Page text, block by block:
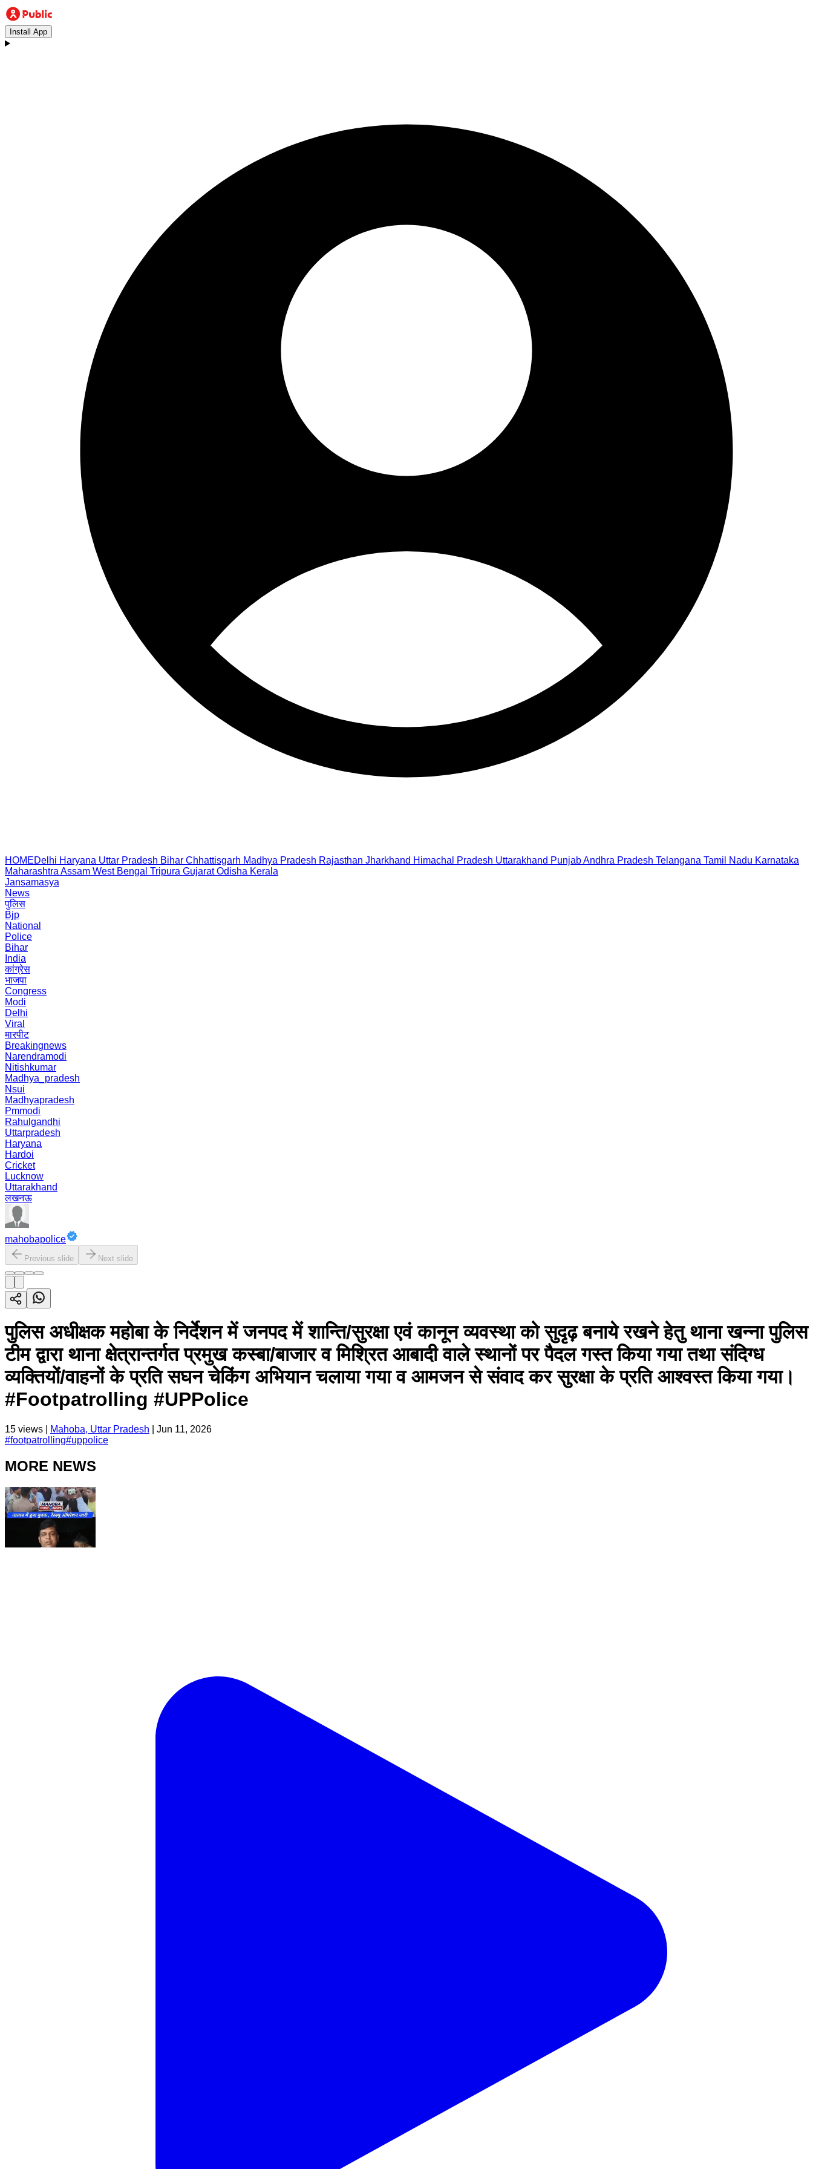
Install App
HOMEDelhi Haryana Uttar Pradesh Bihar Chhattisgarh Madhya Pradesh Rajasthan Jharkhand Himachal Pradesh Uttarakhand PunjabAndhra Pradesh Telangana Tamil Nadu Karnataka
Maharashtra Assam West Bengal Tripura Gujarat Odisha Kerala
Jansamasya
News
पुलिस
Bjp
National
Police
Bihar
India
कांग्रेस
भाजपा
Congress
Modi
Delhi
Viral
मारपीट
Breakingnews
Narendramodi
Nitishkumar
Madhya_pradesh
Nsui
Madhyapradesh
Pmmodi
Rahulgandhi
Uttarpradesh
Haryana
Hardoi
Cricket
Lucknow
Uttarakhand
लखनऊ
mahobapolice
Previous slide Next slide
पुलिस अधीक्षक महोबा के निर्देशन में जनपद में शान्ति/सुरक्षा एवं कानून व्यवस्था को सुदृढ़ बनाये रखने हेतु थाना खन्ना पुलिस
टीम द्वारा थाना क्षेत्रान्तर्गत प्रमुख कस्बा/बाजार व मिश्रित आबादी वाले स्थानों पर पैदल गस्त किया गया तथा संदिग्ध
व्यक्तियों/वाहनों के प्रति सघन चेकिंग अभियान चलाया गया व आमजन से संवाद कर सुरक्षा के प्रति आश्वस्त किया गया।
#Footpatrolling #UPPolice
15 views | Mahoba, Uttar Pradesh
Jun 11, 2026
#footpatrolling#uppolice
MORE NEWS